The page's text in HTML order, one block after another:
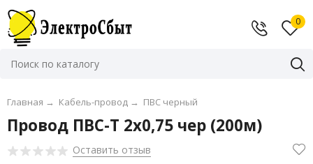
0
Главная → Кабель-провод → ПВС черный
Провод ПВС-Т 2х0,75 чер (200м)
Оставить отзыв